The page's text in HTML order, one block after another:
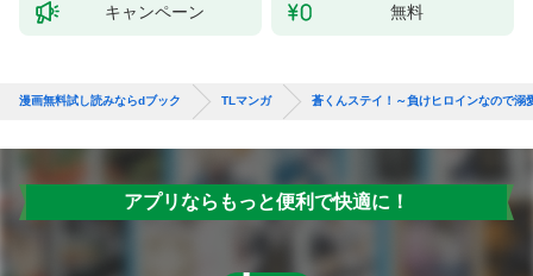
キャンペーン 無料
漫画無料試し読みならdブック TLマンガ 蒼くんステイ！～負けヒロインなので溺
アプリならもっと便利で快適に！